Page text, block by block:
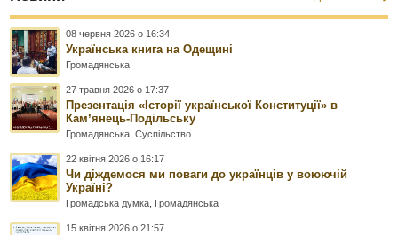
08 червня 2026 о 16:34
Українська книга на Одещині
Громадянська
27 травня 2026 о 17:37
Презентація «Історії української Конституції» в
Камʼянець-Подільську
Громадянська ,Суспільство
22 квітня 2026 о 16:17
Чи діждемося ми поваги до українців у воюючій
Україні?
Громадська думка Громадянська
15 квітня 2026 о 21:57